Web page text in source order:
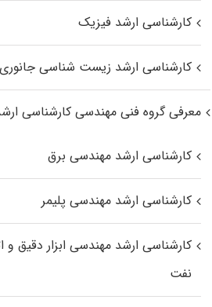
کارشناسی ارشد فیزیک
کارشناسی ارشد زیست‌ شناسی جانوری
معرفی گروه فنی مهندسی کارشناسی
کارشناسی ارشد مهندسی برق
کارشناسی ارشد مهندسی پلیمر
کارشناسی ارشد مهندسی ابزار دقیق و
نفت